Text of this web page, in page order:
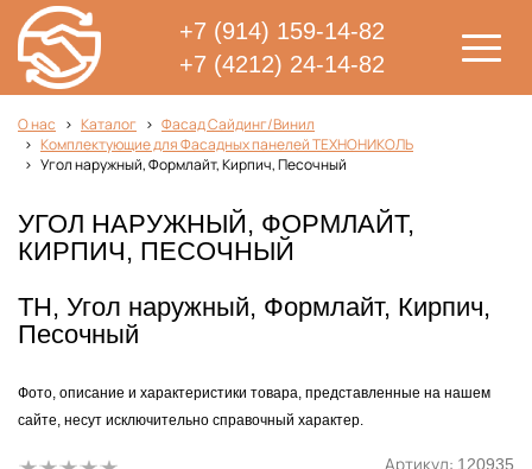
+7 (914) 159-14-82
+7 (4212) 24-14-82
О нас Каталог
Фасад Сайдинг/Винил
Комплектующие для Фасадных панелей ТЕХНОНИКОЛЬ
Угол наружный, Формлайт, Кирпич, Песочный
УГОЛ НАРУЖНЫЙ, ФОРМЛАЙТ,
КИРПИЧ, ПЕСОЧНЫЙ
ТН, Угол наружный, Формлайт, Кирпич,
Песочный
Фото, описание и характеристики товара, представленные на нашем
сайте, несут исключительно справочный характер.
Артикул: 120935